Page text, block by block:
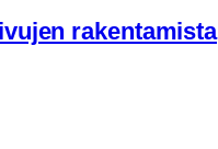
rakentamista